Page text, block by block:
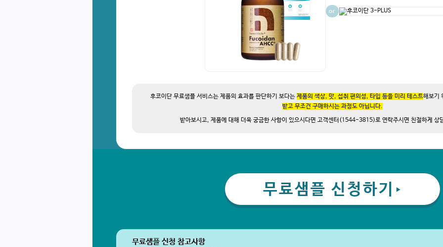
or
후코이단 무료샘플 서비스는 제품의 효과를 판단하기 보다는 제품의 색상, 맛, 섭취 편의성, 타입 등을 미리 테스트해보기
받고 무조건 구매하시는 과정도 아닙니다.
받아보시고, 제품에 대해 더욱 궁금한 사항이 있으시다면 고객센터(1544-3815)로 연락주시면 친절하게 상
무료샘플 신청하기 ▶
무료샘플 신청 참고사항